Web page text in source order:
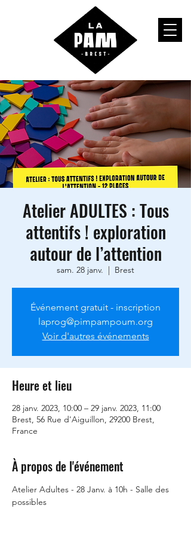
Atelier ADULTES : Tous
attentifs ! exploration
autour de l’attention
sam. 28 janv.
  |
Brest
Événement gratuit - inscription
laprog@pimpampoum.org
Voir d'autres événements
Heure et lieu
28 janv. 2023, 10:00 – 29 janv. 2023, 11:00
Brest, 56 Rue d'Aiguillon, 29200 Brest,
France
À propos de l'événement
Atelier Adultes - 28 Janv. à 10h - Salle des
possibles